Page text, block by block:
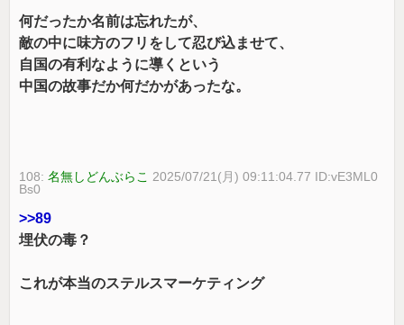
何だったか名前は忘れたが、
敵の中に味方のフリをして忍び込ませて、
自国の有利なように導くという
中国の故事だか何だかがあったな。
108:名無しどんぶらこ 2025/07/21(月) 09:11:04.77 ID:vE3ML0
Bs0
>>89
埋伏の毒？
これが本当のステルスマーケティング